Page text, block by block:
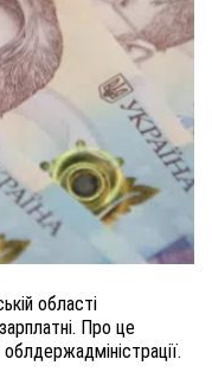
області
Про це